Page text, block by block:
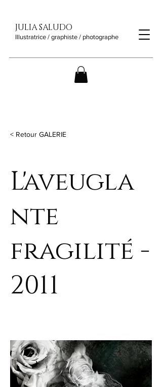
JULIA SALUDO
Illustratrice / graphiste / photographe
< Retour GALERIE
L'aveugla
nte
fragilité -
2011